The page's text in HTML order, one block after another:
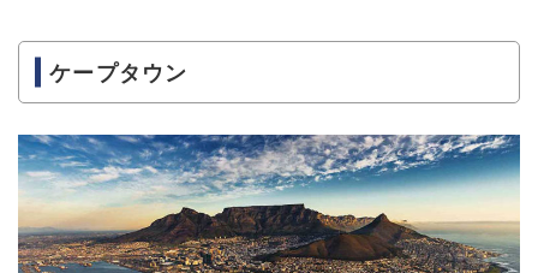
ケープタウン